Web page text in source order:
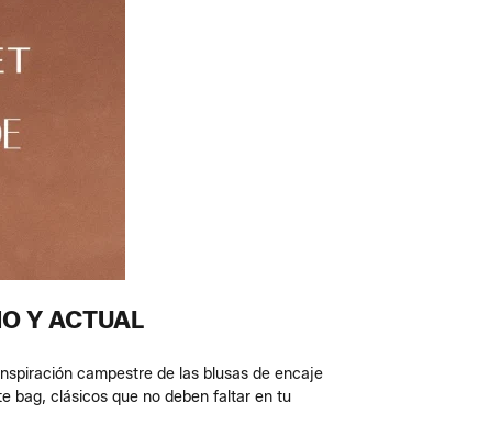
Y ACTUAL
campestre de las blusas de encaje
bag, clásicos que no deben faltar en tu